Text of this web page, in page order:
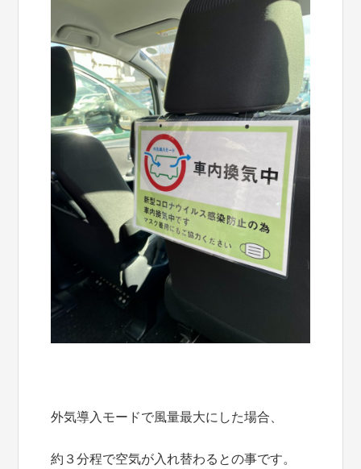
外気導入モードで風量最大にした場合、
約３分程で空気が入れ替わるとの事です。